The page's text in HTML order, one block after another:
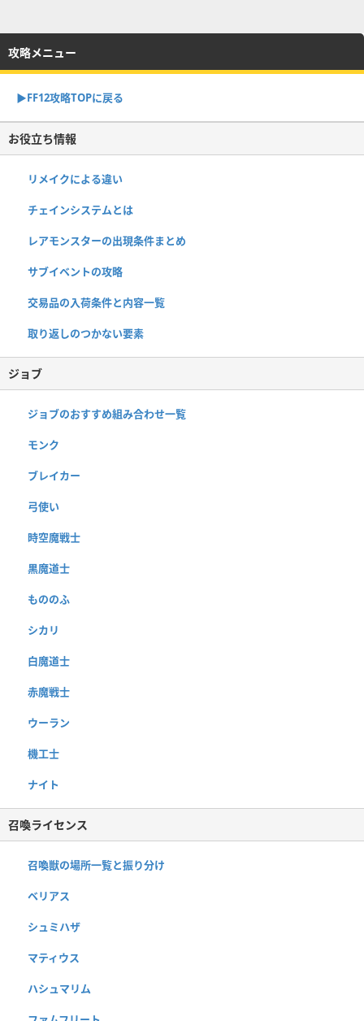
攻略メニュー
▶︎FF12攻略TOPに戻る
お役立ち情報
リメイクによる違い
チェインシステムとは
レアモンスターの出現条件まとめ
サブイベントの攻略
交易品の入荷条件と内容一覧
取り返しのつかない要素
ジョブ
ジョブのおすすめ組み合わせ一覧
モンク
ブレイカー
弓使い
時空魔戦士
黒魔道士
もののふ
シカリ
白魔道士
赤魔戦士
ウーラン
機工士
ナイト
召喚ライセンス
召喚獣の場所一覧と振り分け
ベリアス
シュミハザ
マティウス
ハシュマリム